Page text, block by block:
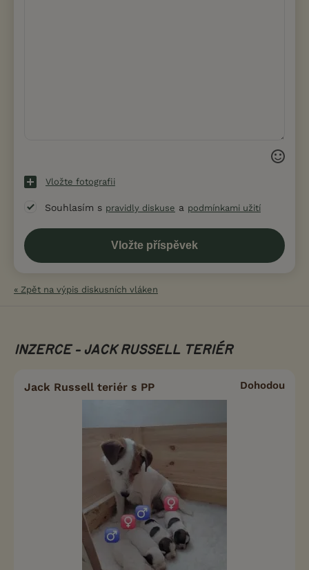
Vložte fotografii
Souhlasím s pravidly diskuse a podmínkami užití
« Zpět na výpis diskusních vláken
INZERCE - JACK RUSSELL TERIÉR
Jack Russell teriér s PP Dohodou